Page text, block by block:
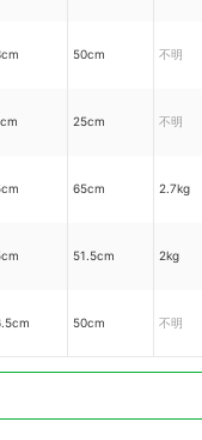
50cm 不明
25cm 不明
65cm 2.7kg
51.5cm 2kg
50cm 不明